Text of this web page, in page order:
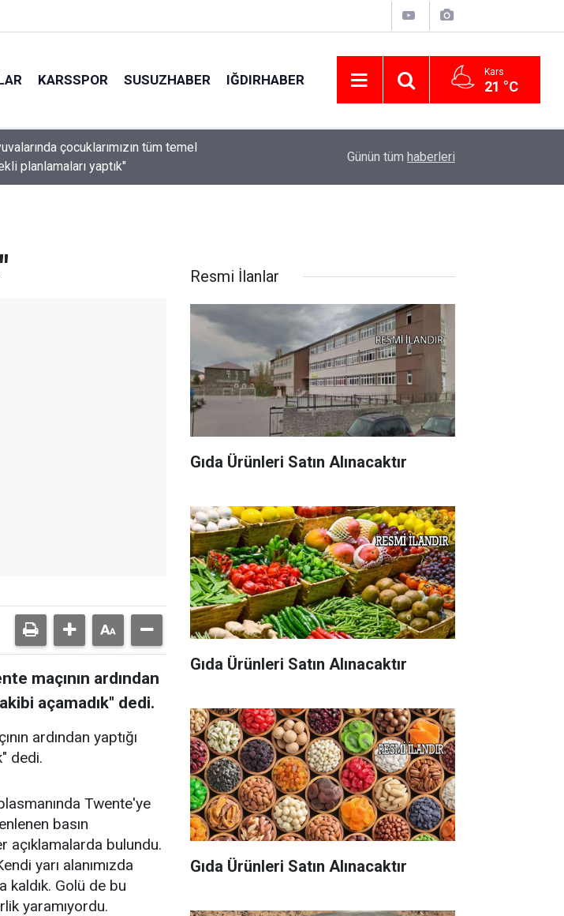
KARSSPOR SUSUZHABER IĞDIRHABER Kars
21 °C
2-1 yenildi Hazırlık maçı: Galatasaray: 2 - Villarreal: 1
Günün tüm haberleri
maçının ardından
açamadık" dedi.
ardından yaptığı
dedi.
Twente'ye
basın
açıklamalarda bulundu.
yarı alanımızda
kaldık. Golü de bu
yaramıyordu.
Resmi İlanlar
Gıda Ürünleri Satın Alınacaktır
Gıda Ürünleri Satın Alınacaktır
Gıda Ürünleri Satın Alınacaktır